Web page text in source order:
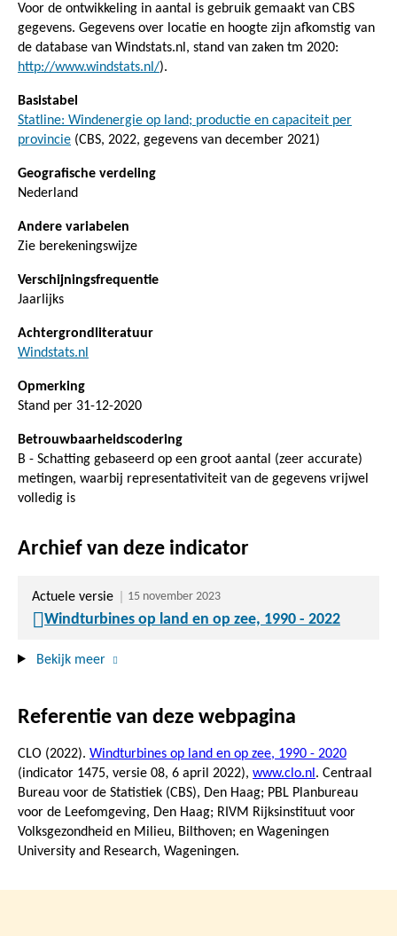
Voor de ontwikkeling in aantal is gebruik gemaakt van CBS
gegevens. Gegevens over locatie en hoogte zijn afkomstig van
de database van Windstats.nl, stand van zaken tm 2020:
http://www.windstats.nl/).
Basistabel
Statline: Windenergie op land; productie en capaciteit per
provincie (CBS, 2022, gegevens van december 2021)
Geografische verdeling
Nederland
Andere variabelen
Zie berekeningswijze
Verschijningsfrequentie
Jaarlijks
Achtergrondliteratuur
Windstats.nl
Opmerking
Stand per 31-12-2020
Betrouwbaarheidscodering
B - Schatting gebaseerd op een groot aantal (zeer accurate)
metingen, waarbij representativiteit van de gegevens vrijwel
volledig is
Archief van deze indicator
Actuele versie 15 november 2023
Windturbines op land en op zee, 1990 - 2022
Bekijk meer
Referentie van deze webpagina
CLO (2022). Windturbines op land en op zee, 1990 - 2020
(indicator 1475, versie 08, 6 april 2022), www.clo.nl . Centraal
Bureau voor de Statistiek (CBS), Den Haag; PBL Planbureau
voor de Leefomgeving, Den Haag; RIVM Rijksinstituut voor
Volksgezondheid en Milieu, Bilthoven; en Wageningen
University and Research, Wageningen.